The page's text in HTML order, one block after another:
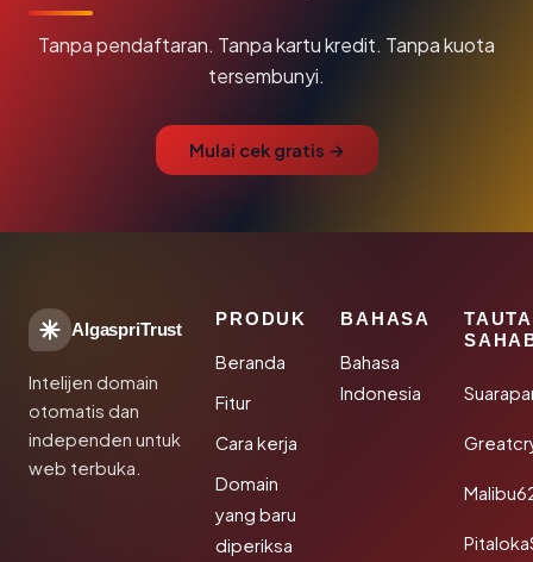
Tanpa pendaftaran. Tanpa kartu kredit. Tanpa kuota
tersembunyi.
Mulai cek gratis →
AlgaspriTrust
Intelijen domain
otomatis dan
independen untuk
web terbuka.
PRODUK
Beranda
Fitur
Cara kerja
Domain
yang baru
diperiksa
BAHASA
Bahasa
Indonesia